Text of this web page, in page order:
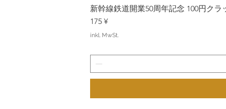
新幹線鉄道開業50周年記念 100円ク
Preis
175 ¥
inkl. MwSt.